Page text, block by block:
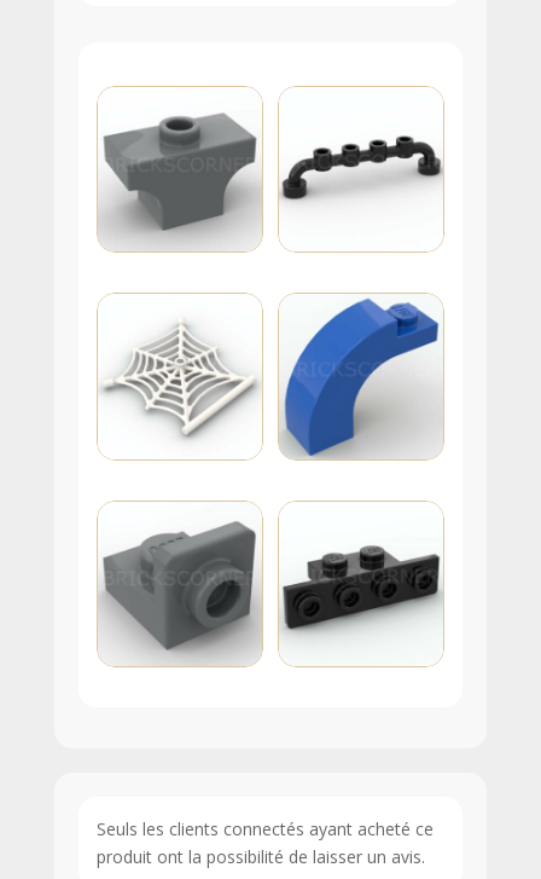
Seuls les clients connectés ayant acheté ce
produit ont la possibilité de laisser un avis.